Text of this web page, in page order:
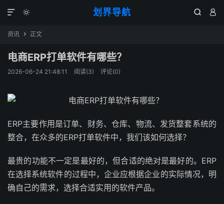
划界导航
  

资讯  正文
电商ERP打单软件有哪些？
2026-06-24 21:48:11 阅读(3) 评论(0)
ERP主要作用是订单、财务、仓库、物流、发货整套系统的
整合，在众多的ERP打单软件中，我们该如何选择？
最贵的功能不一定是最好的，但合适的绝对是最好的。ERP
在选择系统软件的过程中，企业应根据企业的实际情况，明
确自己的需求，选择合适实用的软件产品。